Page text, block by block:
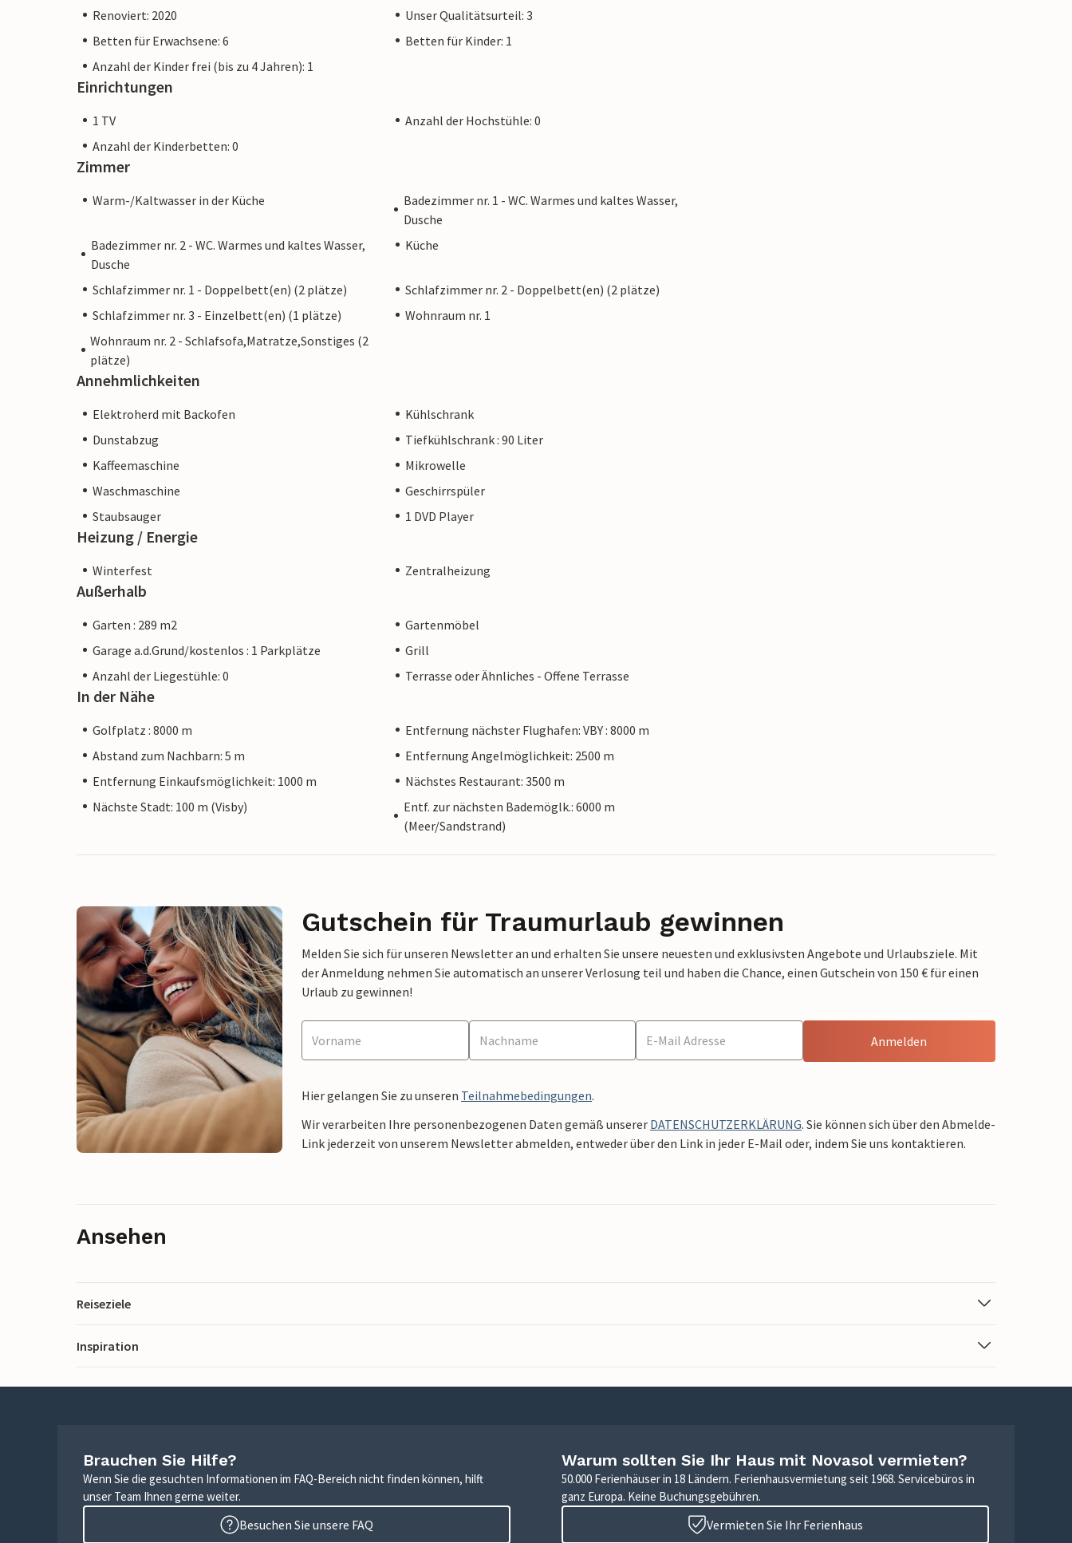
Renoviert: 2020
Unser Qualitätsurteil: 3
Betten für Erwachsene: 6
Betten für Kinder: 1
Anzahl der Kinder frei (bis zu 4 Jahren): 1
Einrichtungen
1 TV
Anzahl der Hochstühle: 0
Anzahl der Kinderbetten: 0
Zimmer
Warm-/Kaltwasser in der Küche
Badezimmer nr. 1 - WC. Warmes und kaltes Wasser,
Dusche
Badezimmer nr. 2 - WC. Warmes und kaltes Wasser,
Dusche
Küche
Schlafzimmer nr. 1 - Doppelbett(en) (2 plätze)
Schlafzimmer nr. 2 - Doppelbett(en) (2 plätze)
Schlafzimmer nr. 3 - Einzelbett(en) (1 plätze)
Wohnraum nr. 1
Wohnraum nr. 2 - Schlafsofa,Matratze,Sonstiges (2
plätze)
Annehmlichkeiten
Elektroherd mit Backofen
Kühlschrank
Dunstabzug
Tiefkühlschrank : 90 Liter
Kaffeemaschine
Mikrowelle
Waschmaschine
Geschirrspüler
Staubsauger
1 DVD Player
Heizung / Energie
Winterfest Zentralheizung
Außerhalb
Garten : 289 m2
Gartenmöbel
Garage a.d.Grund/kostenlos : 1 Parkplätze
Grill
Anzahl der Liegestühle: 0
Terrasse oder Ähnliches - Offene Terrasse
In der Nähe
Golfplatz : 8000 m
Entfernung nächster Flughafen: VBY : 8000 m
Abstand zum Nachbarn: 5 m
Entfernung Angelmöglichkeit: 2500 m
Entfernung Einkaufsmöglichkeit: 1000 m
Nächstes Restaurant: 3500 m
Nächste Stadt: 100 m (Visby)
Entf. zur nächsten Bademöglk.: 6000 m
(Meer/Sandstrand)
Gutschein für Traumurlaub gewinnen
Melden Sie sich für unseren Newsletter an und erhalten Sie unsere neuesten und exklusivsten Angebote und Urlaubsziele. Mit
der Anmeldung nehmen Sie automatisch an unserer Verlosung teil und haben die Chance, einen Gutschein von 150 € für einen
Urlaub zu gewinnen!
Anmelden
Hier gelangen Sie zu unseren Teilnahmebedingungen.
Wir verarbeiten Ihre personenbezogenen Daten gemäß unserer DATENSCHUTZERKLÄRUNG. Sie können sich über den Abmelde-
Link jederzeit von unserem Newsletter abmelden, entweder über den Link in jeder E-Mail oder, indem Sie uns kontaktieren.
Ansehen
Reiseziele
Inspiration
Brauchen Sie Hilfe?
Wenn Sie die gesuchten Informationen im FAQ-Bereich nicht finden können, hilft
unser Team Ihnen gerne weiter.
Besuchen Sie unsere FAQ
Warum sollten Sie Ihr Haus mit Novasol vermieten?
50.000 Ferienhäuser in 18 Ländern. Ferienhausvermietung seit 1968. Servicebüros in
ganz Europa. Keine Buchungsgebühren.
Vermieten Sie Ihr Ferienhaus